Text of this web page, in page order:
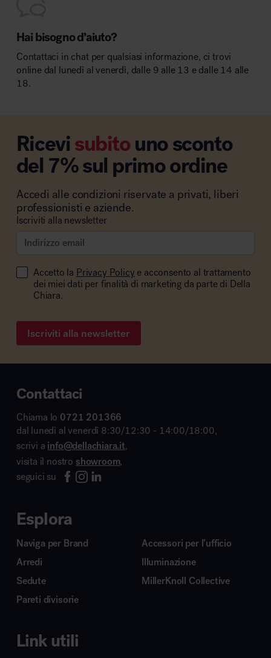
Hai bisogno d’aiuto?
Contattaci in chat per qualsiasi informazione, ci trovi
online dal lunedì al venerdì, dalle 9 alle 13 e dalle 14 alle
18.
Ricevisubitouno sconto
del 7% sul primo ordine
Accedi alle condizioni riservate a privati, liberi
professionisti e aziende.
Iscriviti alla newsletter
Accetto la Privacy Policy e acconsento al trattamento
dei miei dati per finalità di marketing da parte di Della
Chiara.
Iscriviti alla newsletter
Contattaci
Chiama lo 0721 201366
dal lunedì al venerdì 8:30/12:30 - 14:00/18:00,
scrivi a info@dellachiara.it,
visita il nostro showroom,
seguici su
Esplora
Naviga per Brand
Arredi
Sedute
Pareti divisorie
Accessori per l’ufficio
Illuminazione
MillerKnoll Collective
Link utili